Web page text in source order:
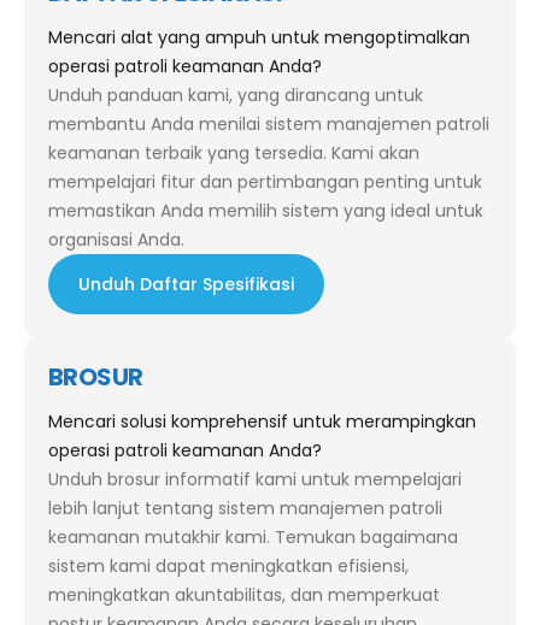
Mencari alat yang ampuh untuk mengoptimalkan
operasi patroli keamanan Anda?
Unduh panduan kami, yang dirancang untuk
membantu Anda menilai sistem manajemen patroli
keamanan terbaik yang tersedia. Kami akan
mempelajari fitur dan pertimbangan penting untuk
memastikan Anda memilih sistem yang ideal untuk
organisasi Anda.
Unduh Daftar Spesifikasi
BROSUR
Mencari solusi komprehensif untuk merampingkan
operasi patroli keamanan Anda?
Unduh brosur informatif kami untuk mempelajari
lebih lanjut tentang sistem manajemen patroli
keamanan mutakhir kami. Temukan bagaimana
sistem kami dapat meningkatkan efisiensi,
meningkatkan akuntabilitas, dan memperkuat